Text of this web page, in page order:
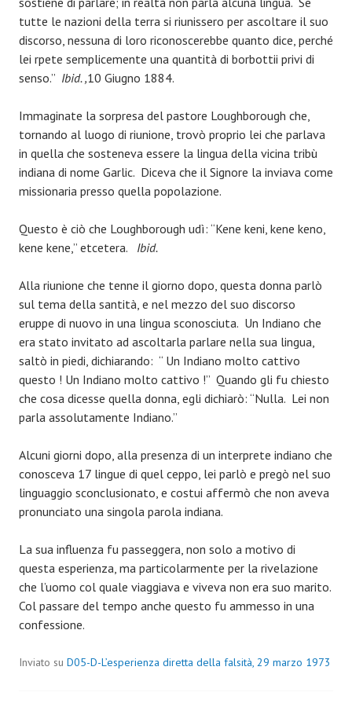
tutte le nazioni della terra si riunissero per ascoltare il suo
discorso, nessuna di loro riconoscerebbe quanto dice, perché
lei rpete semplicemente una quantità di borbottii privi di
senso.” Ibid. ,10 Giugno 1884.
Immaginate la sorpresa del pastore Loughborough che,
tornando al luogo di riunione, trovò proprio lei che parlava
in quella che sosteneva essere la lingua della vicina tribù
indiana di nome Garlic. Diceva che il Signore la inviava come
missionaria presso quella popolazione.
Questo è ciò che Loughborough udì: “Kene keni, kene keno,
kene kene,” etcetera.
Ibid.
Alla riunione che tenne il giorno dopo, questa donna parlò
sul tema della santità, e nel mezzo del suo discorso
eruppe di nuovo in una lingua sconosciuta. Un Indiano che
era stato invitato ad ascoltarla parlare nella sua lingua,
saltò in piedi, dichiarando: “ Un Indiano molto cattivo
questo ! Un Indiano molto cattivo !” Quando gli fu chiesto
che cosa dicesse quella donna, egli dichiarò: “Nulla. Lei non
parla assolutamente Indiano.”
Alcuni giorni dopo, alla presenza di un interprete indiano che
conosceva 17 lingue di quel ceppo, lei parlò e pregò nel suo
linguaggio sconclusionato, e costui affermò che non aveva
pronunciato una singola parola indiana.
La sua influenza fu passeggera, non solo a motivo di
questa esperienza, ma particolarmente per la rivelazione
che l’uomo col quale viaggiava e viveva non era suo marito.
Col passare del tempo anche questo fu ammesso in una
confessione.
Inviato su D05-D-L’esperienza diretta della falsità, 29 marzo 1973